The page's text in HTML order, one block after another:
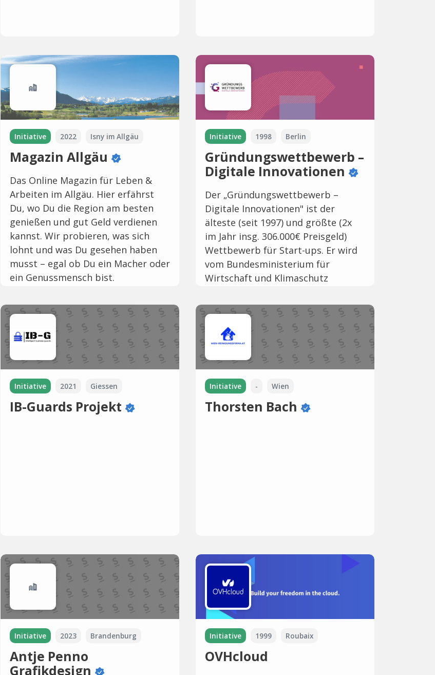
Initiative 2022 Isny im Allgäu
Magazin Allgäu
Das Online Magazin für Leben &
Arbeiten im Allgäu. Hier erfährst
Du, wo Du die Region am besten
genießen und gut Geld verdienen
kannst. Wir probieren, was sich
lohnt und was Du gesehen haben
musst – egal ob Du ein Macher oder
ein Genussmensch bist.
Initiative 1998 Berlin
Gründungswettbewerb –
Digitale Innovationen
Der „Gründungswettbewerb –
Digitale Innovationen" ist der
älteste (seit 1997) und größte (2x
im Jahr insg. 306.000€ Preisgeld)
Wettbewerb für Start-ups. Er wird
vom Bundesministerium für
Wirtschaft und Klimaschutz
Initiative 2021 Giessen
IB-Guards Projekt
Initiative - Wien
Thorsten Bach
Initiative 2023 Brandenburg
Antje Penno
Grafikdesign
Initiative 1999 Roubaix
OVHcloud